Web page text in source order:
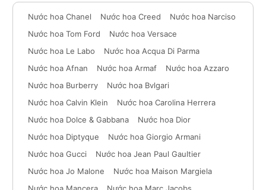
Nước hoa Chanel Nước hoa Creed
Nước hoa Narciso
Nước hoa Tom Ford
Nước hoa Versace
Nước hoa Le Labo
Nước hoa Acqua Di Parma
Nước hoa Afnan
Nước hoa Armaf
Nước hoa Azzaro
Nước hoa Burberry
Nước hoa Bvlgari
Nước hoa Calvin Klein
Nước hoa Carolina Herrera
Nước hoa Dolce & Gabbana
Nước hoa Dior
Nước hoa Diptyque
Nước hoa Giorgio Armani
Nước hoa Gucci
Nước hoa Jean Paul Gaultier
Nước hoa Jo Malone
Nước hoa Maison Margiela